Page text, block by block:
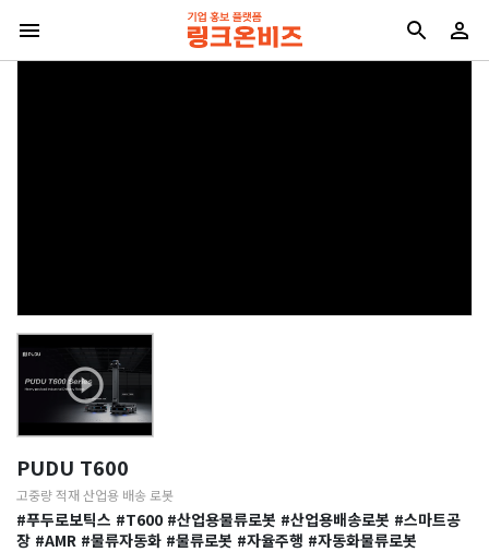
PUDU T600
고중량 적재 산업용 배송 로봇
#푸두로보틱스 #T600 #산업용물류로봇 #산업용배송로봇 #스마트공
장 #AMR #물류자동화 #물류로봇 #자율주행 #자동화물류로봇